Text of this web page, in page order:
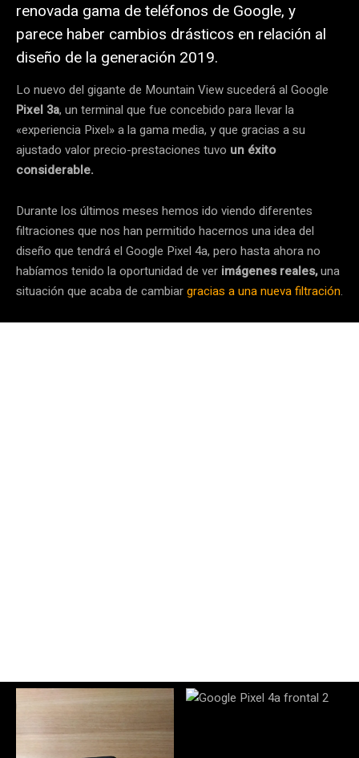
renovada gama de teléfonos de Google, y
parece haber cambios drásticos en relación al
diseño de la generación 2019.
Lo nuevo del gigante de Mountain View sucederá al Google
Pixel 3a, un terminal que fue concebido para llevar la
«experiencia Pixel» a la gama media, y que gracias a su
ajustado valor precio-prestaciones tuvo un éxito
considerable.
Durante los últimos meses hemos ido viendo diferentes
filtraciones que nos han permitido hacernos una idea del
diseño que tendrá el Google Pixel 4a, pero hasta ahora no
habíamos tenido la oportunidad de ver imágenes reales,una
situación que acaba de cambiargracias a una nueva filtración.